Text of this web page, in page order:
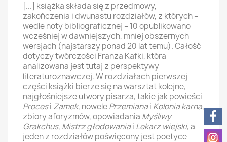
[...] książka składa się z przedmowy,
zakończenia i dwunastu rozdziałów, z których –
wedle noty bibliograficznej – 10 opublikowano
wcześniej w dawniejszych, mniej obszernych
wersjach (najstarszy ponad 20 lat temu). Całość
dotyczy twórczości Franza Kafki, która
analizowana jest tutaj z perspektywy
literaturoznawczej. W rozdziałach pierwszej
części książki bierze się na warsztat kolejne,
najgłośniejsze utwory pisarza, takie jak powieści
Procesi Zamek, nowelePrzemianai Kolonia karna,
zbiory aforyzmów, opowiadania Myśliwy
Grakchus, Mistrz głodowaniai Lekarz wiejski, a
jeden z rozdziałów poświęcony jest poetyce